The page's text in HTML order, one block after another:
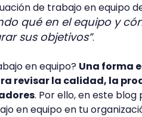
de trabajo en equipo
qué en el equipo y
sus objetivos”.
en equipo? Una forma
revisar la calidad, la
. Por ello, en este
en equipo en tu